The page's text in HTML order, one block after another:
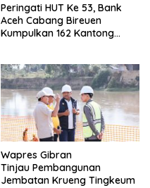
Peringati HUT Ke 53, Bank
Aceh Cabang Bireuen
Kumpulkan 162 Kantong
Wapres Gibran
Tinjau Pembangunan
Jembatan Krueng Tingkeum